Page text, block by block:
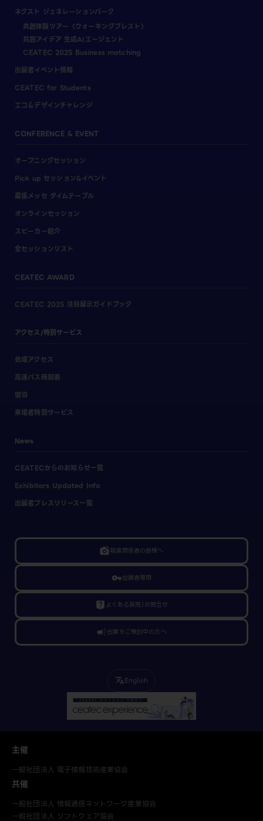
ネクスト ジェネレーションパーク
共創体験ツアー（ウォーキングブレスト）
共創アイデア 生成AIエージェント
CEATEC 2025 Business matching
出展者イベント情報
CEATEC for Students
エコ＆デザインチャレンジ
CONFERENCE & EVENT
オープニングセッション
Pick up セッション&イベント
幕張メッセ タイムテーブル
オンラインセッション
スピーカー紹介
全セッションリスト
CEATEC AWARD
CEATEC 2025 注目展示ガイドブック
アクセス/特別サービス
会場アクセス
高速バス時刻表
宿泊
来場者特別サービス
News
CEATECからのお知らせ一覧
Exhibitors Updated Info
出展者プレスリリース一覧
linked_camera報道関係者の皆様へ
vpn_key出展者専用
live_help よくある質問/お問合せ
campaign出展をご検討中の方へ
translateEnglish
主催
一般社団法人 電子情報技術産業協会
共催
一般社団法人 情報通信ネットワーク産業協会
一般社団法人 ソフトウェア協会